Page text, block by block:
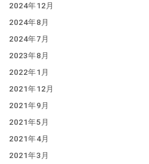
2024年12月
2024年8月
2024年7月
2023年8月
2022年1月
2021年12月
2021年9月
2021年5月
2021年4月
2021年3月